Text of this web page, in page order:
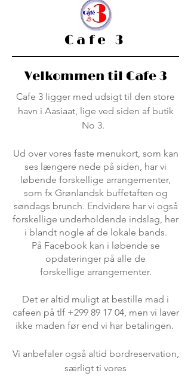
Cafe 3
Velkommen til Cafe 3
Cafe 3 ligger med udsigt til den store
havn i Aasiaat, lige ved siden af butik
No 3.
Ud over vores faste menukort, som kan
ses længere nede på siden, har vi
løbende forskellige arrangementer,
som fx Grønlandsk buffetaften og
søndags brunch. Endvidere har vi også
forskellige underholdende indslag, her
i blandt nogle af de lokale bands.
På Facebook kan i løbende se
opdateringer på alle de
forskellige arrangementer.
Det er altid muligt at bestille mad i
cafeen på tlf +299 89 17 04, men vi laver
ikke maden før end vi har betalingen.
Vi anbefaler også altid bordreservation,
særligt ti vores